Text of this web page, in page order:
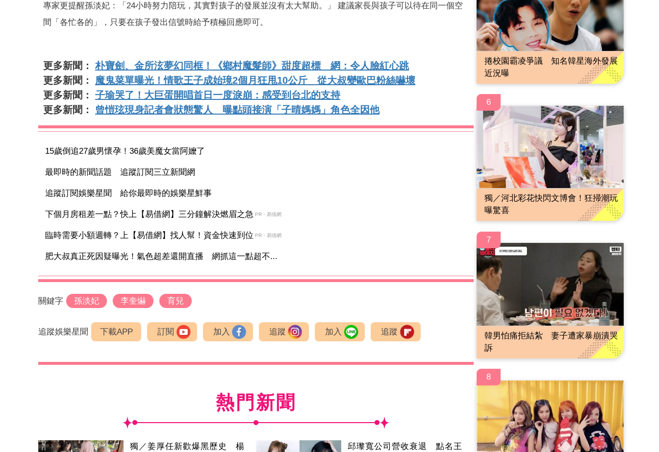
專家更提醒孫淡妃：「24小時努力陪玩，其實對孩子的發展並沒有太大幫助。」 建議家長與孩子可以待在同一個空
間「各忙各的」，只要在孩子發出信號時給予積極回應即可。
更多新聞：朴寶劍、金所泫夢幻同框！《鄉村魔髮師》甜度超標 網：令人臉紅心跳
更多新聞： 魔鬼菜單曝光！情歌王子成始璄2個月狂甩10公斤 從大叔變歐巴粉絲嚇壞
更多新聞： 子瑜哭了！大巨蛋開唱首日一度淚崩：感受到台北的支持
更多新聞： 曾愷玹現身記者會狀態驚人 曝點頭接演「子晴媽媽」角色全因他
15歲倒追27歲男懷孕！36歲美魔女當阿嬤了
最即時的新聞話題 追蹤訂閱三立新聞網
追蹤訂閱娛樂星聞 給你最即時的娛樂星鮮事
下個月房租差一點？快上【易借網】三分鐘解決燃眉之急 PR・易借網
臨時需要小額週轉？上【易借網】找人幫！資金快速到位 PR・易借網
肥大叔真正死因疑曝光！氣色超差還開直播 網抓這一點超不...
關鍵字 孫淡妃 李奎爀 育兒
追蹤娛樂星聞 下載APP 訂閱 加入 追蹤 加入 追蹤
熱門新聞
獨／姜厚任新歡爆黑歷史 楊 邱瓈寬公司營收衰退 點名王
捲校園霸凌爭議 知名韓星海外發展
近況曝
6
獨／河北彩花快閃文博會！狂掃潮玩
曝驚喜
7
韓男怕痛拒結紮 妻子遭家暴崩潰哭
訴
8